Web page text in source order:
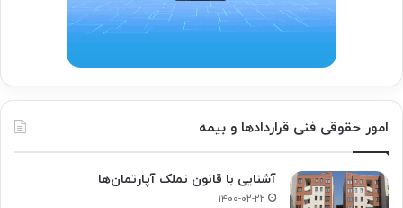
امور حقوقی فنی قراردادها و بیمه
آشنایی با قانون تملک آپارتمان‌ها
۱۴۰۰-۰۲-۲۲